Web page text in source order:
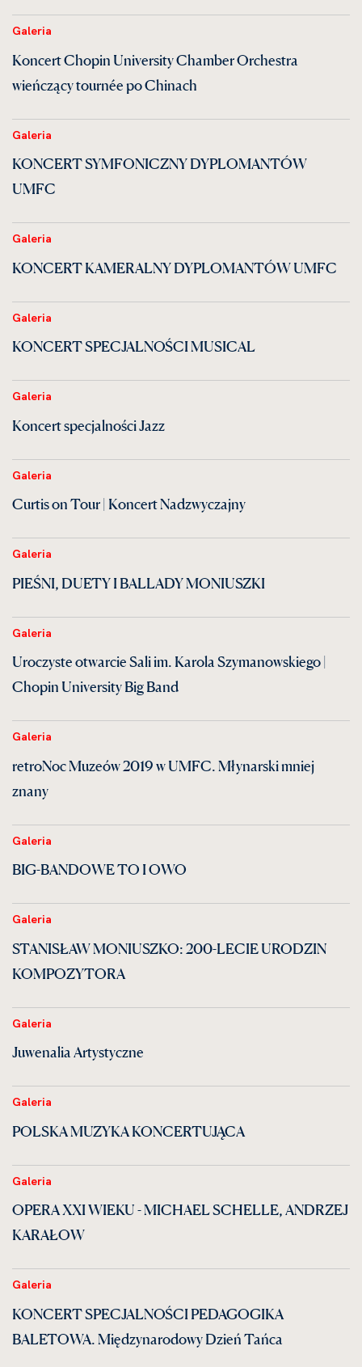
Galeria
Koncert Chopin University Chamber Orchestra
wieńczący tournée po Chinach
Galeria
KONCERT SYMFONICZNY DYPLOMANTÓW
UMFC
Galeria
KONCERT KAMERALNY DYPLOMANTÓW UMFC
Galeria
KONCERT SPECJALNOŚCI MUSICAL
Galeria
Koncert specjalności Jazz
Galeria
Curtis on Tour | Koncert Nadzwyczajny
Galeria
PIEŚNI, DUETY I BALLADY MONIUSZKI
Galeria
Uroczyste otwarcie Sali im. Karola Szymanowskiego |
Chopin University Big Band
Galeria
retroNoc Muzeów 2019 w UMFC. Młynarski mniej
znany
Galeria
BIG-BANDOWE TO I OWO
Galeria
STANISŁAW MONIUSZKO: 200-LECIE URODZIN
KOMPOZYTORA
Galeria
Juwenalia Artystyczne
Galeria
POLSKA MUZYKA KONCERTUJĄCA
Galeria
OPERA XXI WIEKU - MICHAEL SCHELLE, ANDRZEJ
KARAŁOW
Galeria
KONCERT SPECJALNOŚCI PEDAGOGIKA
BALETOWA. Międzynarodowy Dzień Tańca